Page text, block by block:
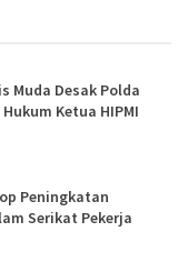
Muda Desak Polda
Ketua HIPMI
Peningkatan
Serikat Pekerja